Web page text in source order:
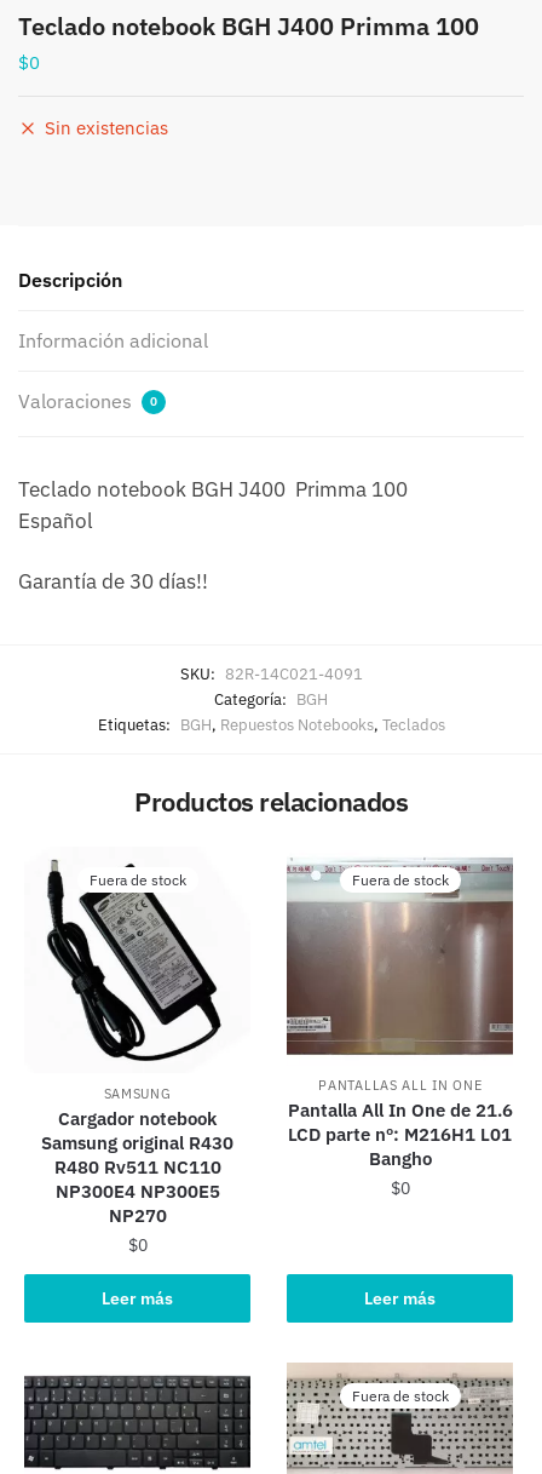
Teclado notebook BGH J400 Primma 100
$0
Sin existencias
Descripción
Información adicional
Valoraciones 0
Teclado notebook BGH J400 Primma 100
Español
Garantía de 30 días!!
SKU: 82R-14C021-4091
Categoría: BGH
Etiquetas: BGH, Repuestos Notebooks, Teclados
Productos relacionados
Fuera de stock
SAMSUNG
Cargador notebook
Samsung original R430
R480 Rv511 NC110
NP300E4 NP300E5
NP270
$0
Leer más
Fuera de stock
PANTALLAS ALL IN ONE
Pantalla All In One de 21.6
LCD parte nº: M216H1 L01
Bangho
$0
Leer más
Fuera de stock